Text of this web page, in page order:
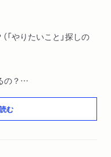
やりたいこと」探しの
の？
とむ